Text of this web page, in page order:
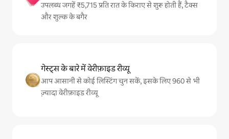
उपलब्ध जगहें ₹5,715 प्रति रात के किराए से शुरू होती हैं, टैक्स
और शुल्क के बगैर
गेस्ट्स के बारे में वेरीफ़ाइड रीव्यू
आप आसानी से कोई लिस्टिंग चुन सकें, इसके लिए 960 से भी
ज़्यादा वेरीफ़ाइड रीव्यू